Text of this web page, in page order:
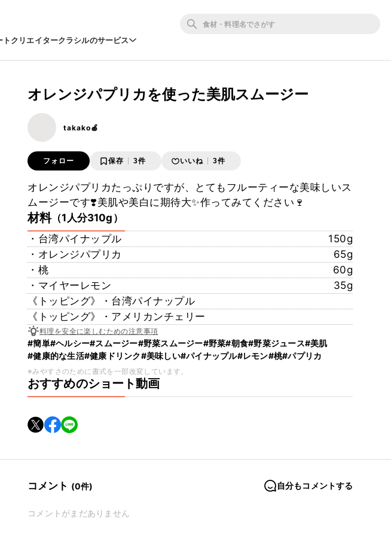
トクリエイタークラシルのサービス
オレンジパプリカを使った美肌スムージー
takako🍎
フォロー 保存 3件 いいね 3件
オレンジパプリカたっぷりですが、とてもフルーティーな美味しいス
ムージーです❣️美肌や美白に期待大✨作ってみてください🍷
材料（1人分310g）
・台湾パイナップル
150g
・オレンジパプリカ
65g
・桃
60g
・マイヤーレモン
35g
《トッピング》・台湾パイナップル
《トッピング》・アメリカンチェリー
料理を安全に楽しむための注意事項
#簡単#ヘルシー#スムージー#野菜スムージー#野菜#朝食#野菜ジュース#美肌
#健康的な生活#健康ドリンク#美味しい#パイナップル#レモン#桃#パプリカ
※みやすさのために書式を一部改変しています。
おすすめのショート動画
コメント (0件) 自分もコメントする
コメントがまだありません